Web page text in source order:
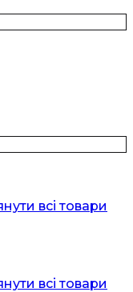
всі товари
всі товари